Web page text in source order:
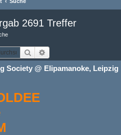
2691 Treffer
Suche
Society @ Elipamanoke, Leipzig